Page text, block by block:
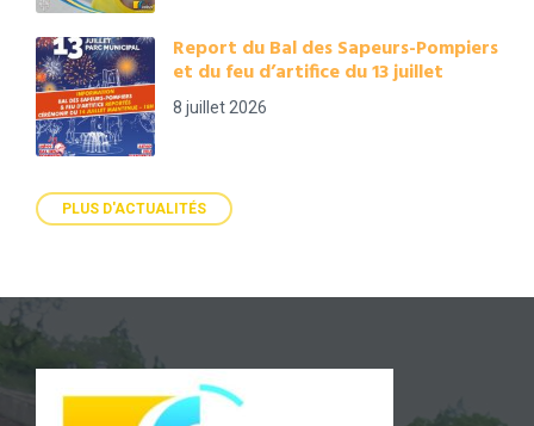
Report du Bal des Sapeurs-Pompiers
et du feu d’artifice du 13 juillet
8 juillet 2026
PLUS D'ACTUALITÉS